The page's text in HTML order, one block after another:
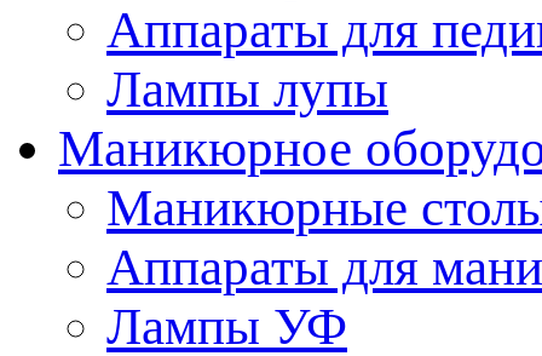
Аппараты для
Лампы лупы
Маникюрное
Маникюрные
Аппараты для
Лампы УФ